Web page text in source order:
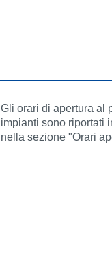
Gli orari di apertura al
impianti sono riportati
nella sezione "Orari